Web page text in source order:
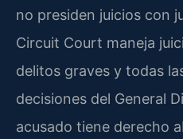
no presiden juicios con
Circuit Court maneja
delitos graves y todas
decisiones del General
acusado tiene derecho